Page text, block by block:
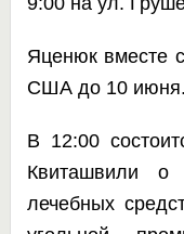
Яценюк вместе
США до 10 июня.
В 12:00
Квиташвили о
лечебных